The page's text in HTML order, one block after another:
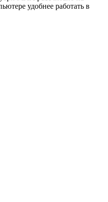
удобнее работать в